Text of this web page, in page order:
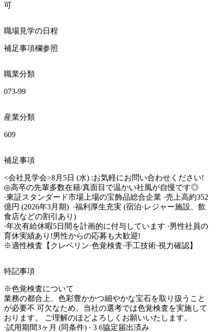
可
職場見学の日程
補足事項欄参照
職業分類
073-99
産業分類
609
補足事項
<会社見学会>8月5日 (水) :お気軽にお問い合わせください!
◎高卒の先輩多数在籍/真面目で温かい社風が自慢です◎
·東証スタンダード市場上場の宝飾品総合企業 ·売上高約352
億円 (2026年3月期)  ·福利厚生充実 (宿泊·レジャー施設、飲
食店などの割引あり)
·年次有給休暇5日間を計画的に付与しています ·男性社員の
育休実績あり!男性からの応募も大歓迎!
※適性検査【クレペリン·色覚検査·手工技術·視力確認】
特記事項
※色覚検査について
業務の都合上、色彩豊かかつ細やかな宝石を取り扱うこと
が必要不 可欠なため、当社の選考では色覚検査を実施して
おります。 ご理解のほどよろしくお願いいたします。
·試用期間3ヶ月 (同条件) · 3 6協定届出済み